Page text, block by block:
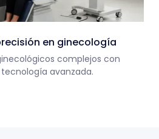
en ginecología
complejos con
avanzada.